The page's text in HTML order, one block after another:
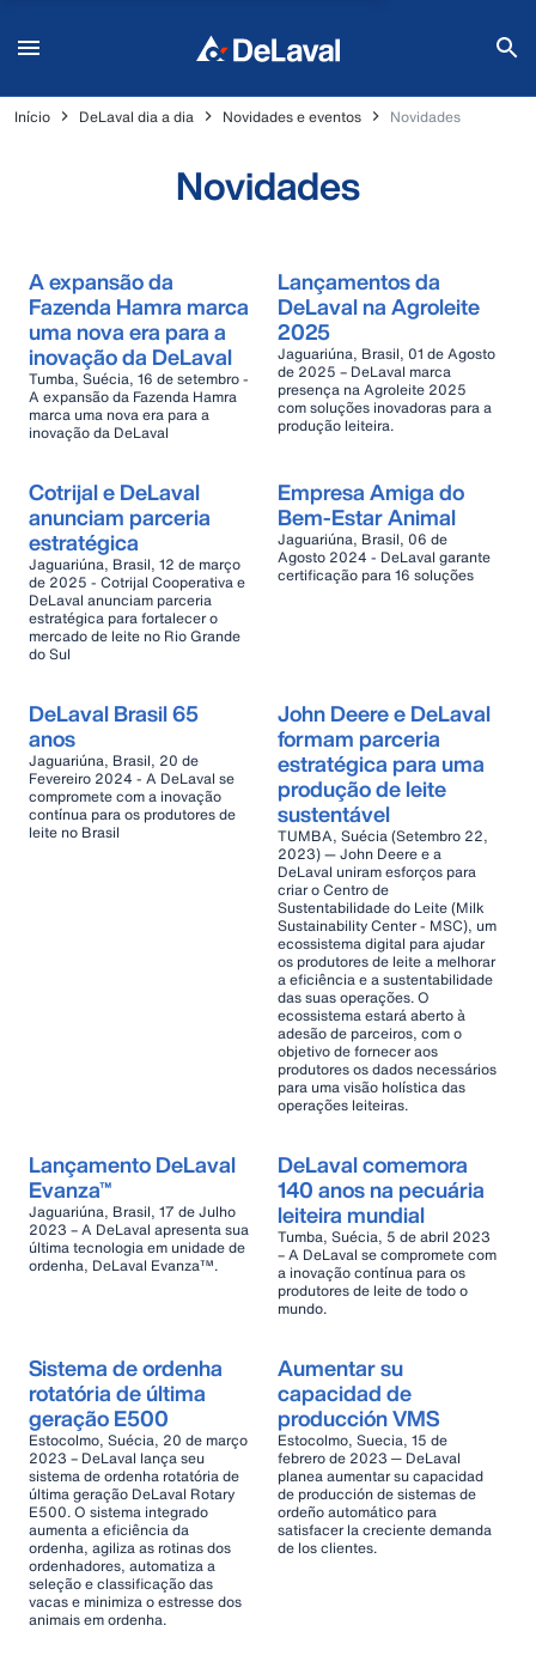
Início DeLaval dia a dia Novidades e eventos Novidades
Novidades
A expansão da
Fazenda Hamra marca
uma nova era para a
inovação da DeLaval
Tumba, Suécia, 16 de setembro -
A expansão da Fazenda Hamra
marca uma nova era para a
inovação da DeLaval
Lançamentos da
DeLaval na Agroleite
2025
Jaguariúna, Brasil, 01 de Agosto
de 2025 – DeLaval marca
presença na Agroleite 2025
com soluções inovadoras para a
produção leiteira.
Cotrijal e DeLaval
anunciam parceria
estratégica
Jaguariúna, Brasil, 12 de março
de 2025 - Cotrijal Cooperativa e
DeLaval anunciam parceria
estratégica para fortalecer o
mercado de leite no Rio Grande
do Sul
Empresa Amiga do
Bem-Estar Animal
Jaguariúna, Brasil, 06 de
Agosto 2024 - DeLaval garante
certificação para 16 soluções
DeLaval Brasil 65
anos
Jaguariúna, Brasil, 20 de
Fevereiro 2024 - A DeLaval se
compromete com a inovação
contínua para os produtores de
leite no Brasil
John Deere e DeLaval
formam parceria
estratégica para uma
produção de leite
sustentável
TUMBA, Suécia (Setembro 22,
2023) — John Deere e a
DeLaval uniram esforços para
criar o Centro de
Sustentabilidade do Leite (Milk
Sustainability Center - MSC), um
ecossistema digital para ajudar
os produtores de leite a melhorar
a eficiência e a sustentabilidade
das suas operações. O
ecossistema estará aberto à
adesão de parceiros, com o
objetivo de fornecer aos
produtores os dados necessários
para uma visão holística das
operações leiteiras.
Lançamento DeLaval
Evanza™
Jaguariúna, Brasil, 17 de Julho
2023 – A DeLaval apresenta sua
última tecnologia em unidade de
ordenha, DeLaval Evanza™.
DeLaval comemora
140 anos na pecuária
leiteira mundial
Tumba, Suécia, 5 de abril 2023
– A DeLaval se compromete com
a inovação contínua para os
produtores de leite de todo o
mundo.
Sistema de ordenha
rotatória de última
geração E500
Estocolmo, Suécia, 20 de março
2023 – DeLaval lança seu
sistema de ordenha rotatória de
última geração DeLaval Rotary
E500. O sistema integrado
aumenta a eficiência da
ordenha, agiliza as rotinas dos
ordenhadores, automatiza a
seleção e classificação das
vacas e minimiza o estresse dos
animais em ordenha.
Aumentar su
capacidad de
producción VMS
Estocolmo, Suecia, 15 de
febrero de 2023 ─ DeLaval
planea aumentar su capacidad
de producción de sistemas de
ordeño automático para
satisfacer la creciente demanda
de los clientes.